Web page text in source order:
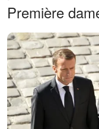
Première